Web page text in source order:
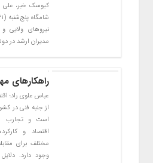
کیوسک خبر،
نیروهای ولایی
مدیران ارشد در
راهکارهای
عباس علوی راد؛
از جنبه فنی در
است و تجارب
اقتصاد و
مختلف برای
وجود دارد.